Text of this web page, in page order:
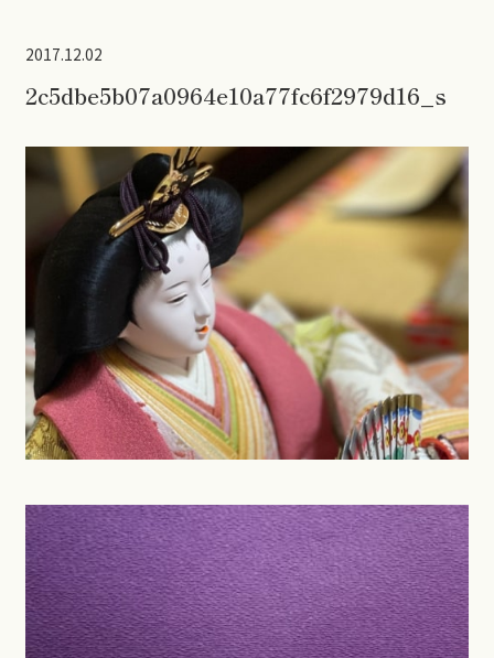
2017.12.02
2c5dbe5b07a0964e10a77fc6f2979d16_s